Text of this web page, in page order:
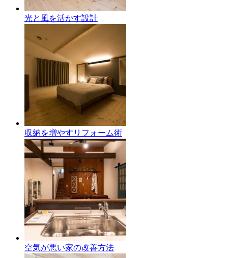
光と風を活かす設計
収納を増やすリフォーム術
空気が悪い家の改善方法